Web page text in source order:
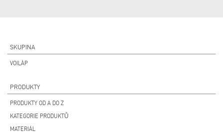
SKUPINA
VOILÀP
PRODUKTY
PRODUKTY OD A DO Z
KATEGORIE PRODUKTŮ
MATERIÁL